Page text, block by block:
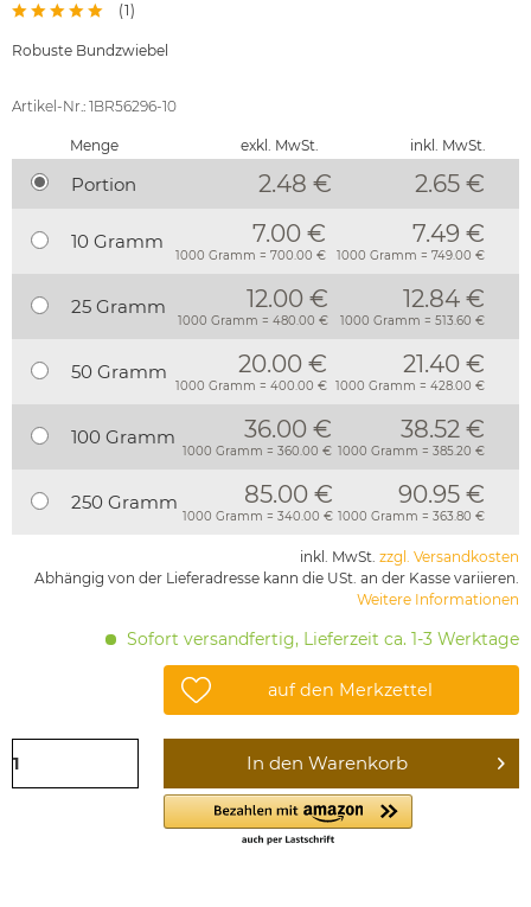
(1)
Robuste Bundzwiebel
Artikel-Nr.: 1BR56296-10
Menge exkl. MwSt. inkl. MwSt.
Portion 2.48 € 2.65 €
10 Gramm 7.00 €
1000 Gramm = 700.00 €
7.49 €
1000 Gramm = 749.00 €
25 Gramm 12.00 €
1000 Gramm = 480.00 €
12.84 €
1000 Gramm = 513.60 €
50 Gramm 20.00 €
1000 Gramm = 400.00 €
21.40 €
1000 Gramm = 428.00 €
100 Gramm 36.00 €
1000 Gramm = 360.00 €
38.52 €
1000 Gramm = 385.20 €
250 Gramm 85.00 €
1000 Gramm = 340.00 €
90.95 €
1000 Gramm = 363.80 €
inkl. MwSt. zzgl. Versandkosten
Abhängig von der Lieferadresse kann die USt. an der Kasse variieren.
Weitere Informationen
Sofort versandfertig, Lieferzeit ca. 1-3 Werktage
auf den Merkzettel
In den Warenkorb